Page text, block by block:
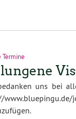
Termine
uns bei
www.bluepingu.de/